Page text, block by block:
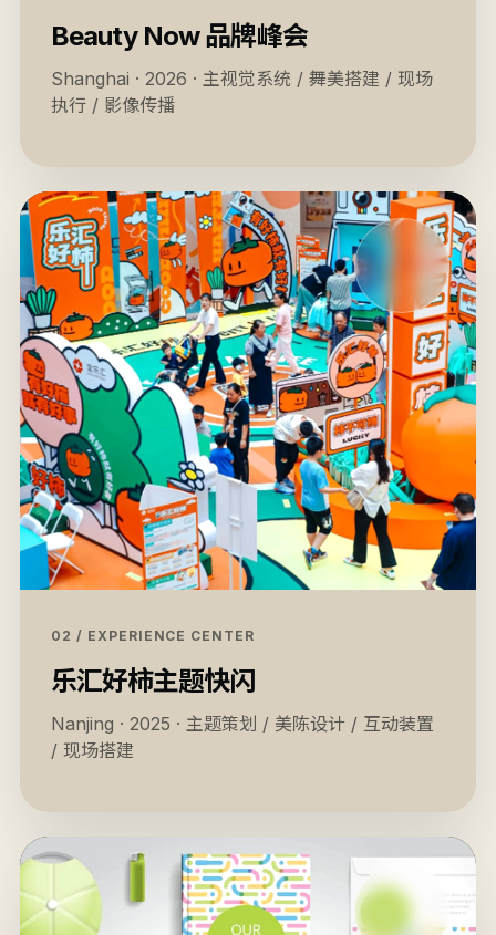
Beauty Now 品牌峰会
Shanghai · 2026 · 主视觉系统 / 舞美搭建 / 现场
执行 / 影像传播
02 / EXPERIENCE CENTER
乐汇好柿主题快闪
Nanjing · 2025 · 主题策划 / 美陈设计 / 互动装置
/ 现场搭建